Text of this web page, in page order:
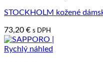
STOCKHOLM kožené
73,20 € s DPH
Rychlý náhled